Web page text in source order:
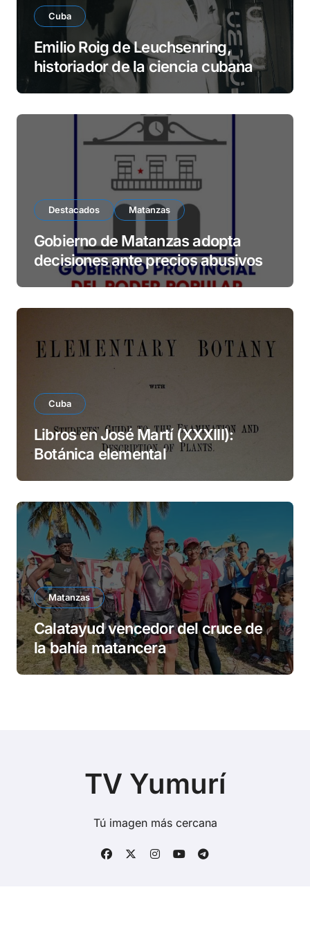
Cuba
Emilio Roig de Leuchsenring,
historiador de la ciencia cubana
Destacados Matanzas
Gobierno de Matanzas adopta
decisiones ante precios abusivos
Cuba
Libros en José Martí (XXXIII):
Botánica elemental
Matanzas
Calatayud vencedor del cruce de
la bahía matancera
TV Yumurí
Tú imagen más cercana